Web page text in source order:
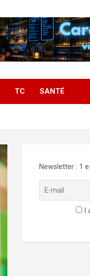
TC SANTÉ
Newsletter : 1
I